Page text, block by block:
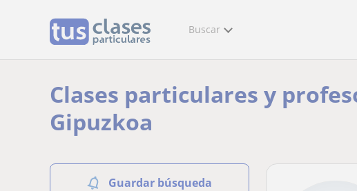
Buscar
Clases particulares y
Gipuzkoa
Guardar búsqueda